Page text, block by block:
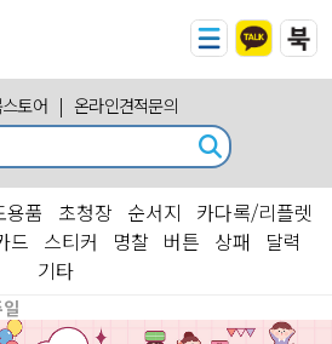
토어 | 온라인견적문의
용품 초청장 순서지
카다록/리플렛
드 스티커 명찰 버튼 상패
달력
기타